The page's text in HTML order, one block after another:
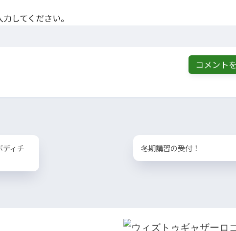
してください。
ディチ
冬期講習の受付！